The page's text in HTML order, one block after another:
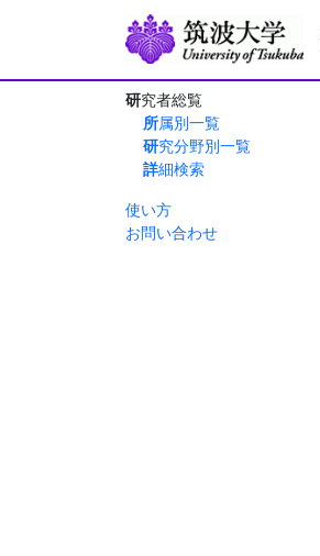
研究者総覧
所属別一覧
研究分野別一覧
詳細検索
使い方
お問い合わせ